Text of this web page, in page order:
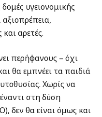
υγειονομικής
αρετές.
περήφανους – όχι
θα εμπνέει τα παιδιά
Χωρίς να
στη δύση
δεν θα είναι όμως και